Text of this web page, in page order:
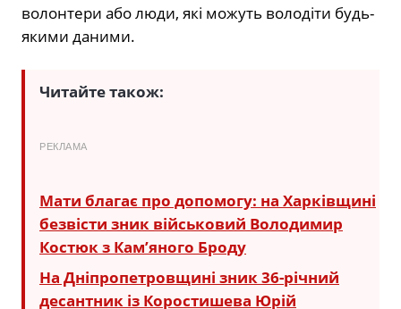
волонтери або люди, які можуть володіти будь-
якими даними.
Читайте також:
РЕКЛАМА
Мати благає про допомогу: на Харківщині
безвісти зник військовий Володимир
Костюк з Кам’яного Броду
На Дніпропетровщині зник 36-річний
десантник із Коростишева Юрій